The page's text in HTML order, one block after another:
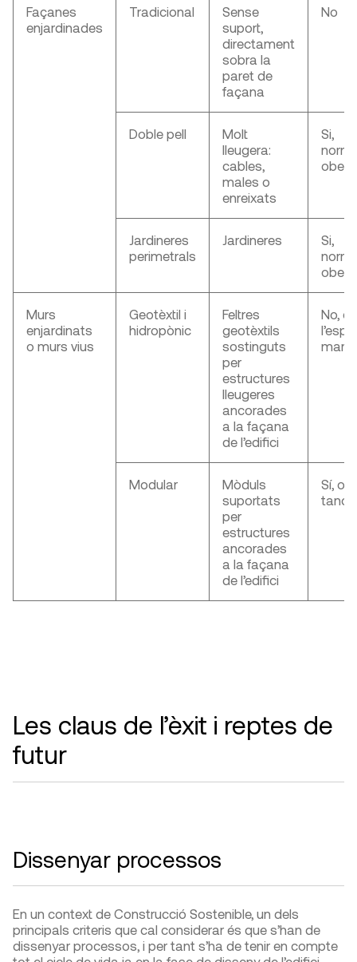
Façanes
enjardinades
Tradicional
Sense
suport,
directament
sobra la
paret de
façana
No
Doble pell
Molt
lleugera:
cables,
males o
enreixats
Si,
obert
Jardineres
perimetrals
Jardineres
Si,
obert
Murs
enjardinats
o murs vius
Geotèxtil i
hidropònic
Feltres
geotèxtils
sostinguts
per
estructures
lleugeres
ancorades
a la façana
de l’edifici
No, o
marc
Modular
Mòduls
suportats
per
estructures
ancorades
a la façana
de l’edifici
Sí,
Les claus de l’èxit i reptes de
futur
Dissenyar processos
En un context de Construcció Sostenible, un dels
principals criteris que cal considerar és que s’han de
dissenyar processos, i per tant s’ha de tenir en compte